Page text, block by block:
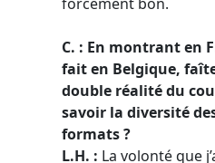
C. : En montrant en
fait en Belgique,
double réalité du
savoir la diversité
formats ?
L.H. : La volonté que